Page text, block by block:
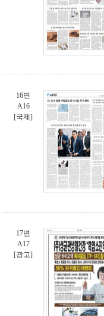
16면
A16
[국제]
17면
A17
[광고]